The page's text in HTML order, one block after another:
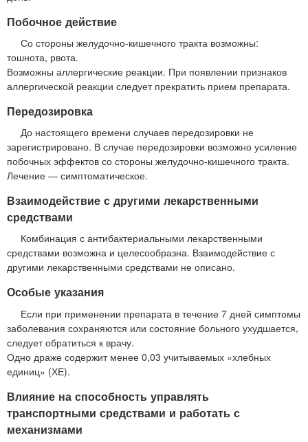
Побочное действие
Со стороны желудочно-кишечного тракта возможны:
тошнота, рвота.
Возможны аллергические реакции. При появлении признаков
аллергической реакции следует прекратить прием препарата.
Передозировка
До настоящего времени случаев передозировки не
зарегистрировано. В случае передозировки возможно усиление
побочных эффектов со стороны желудочно-кишечного тракта.
Лечение — симптоматическое.
Взаимодействие с другими лекарственными
средствами
Комбинация с антибактериальными лекарственными
средствами возможна и целесообразна. Взаимодействие с
другими лекарственными средствами не описано.
Особые указания
Если при применении препарата в течение 7 дней симптомы
заболевания сохраняются или состояние больного ухудшается,
следует обратиться к врачу.
Одно драже содержит менее 0,03 учитываемых «хлебных
единиц» (ХЕ).
Влияние на способность управлять
транспортными средствами и работать с
механизмами